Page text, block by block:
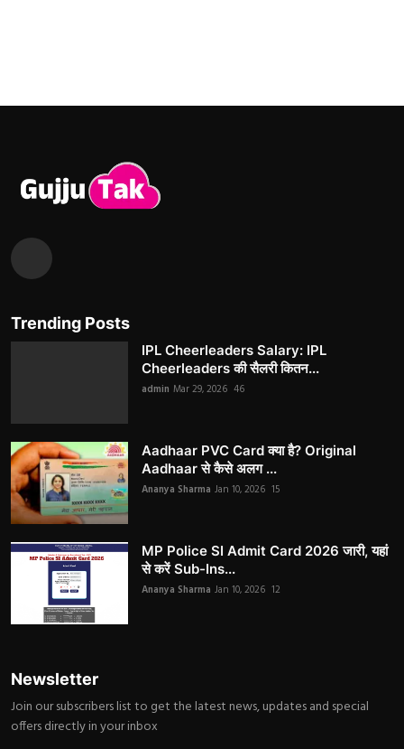
Trending Posts
IPL Cheerleaders Salary: IPL
Cheerleaders की सैलरी कितन...
admin Mar 29, 2026 46
Aadhaar PVC Card क्या है? Original
Aadhaar से कैसे अलग ...
Ananya Sharma Jan 10, 2026 15
MP Police SI Admit Card 2026 जारी, यहां
से करें Sub-Ins...
Ananya Sharma Jan 10, 2026 12
Newsletter
Join our subscribers list to get the latest news, updates and special
offers directly in your inbox